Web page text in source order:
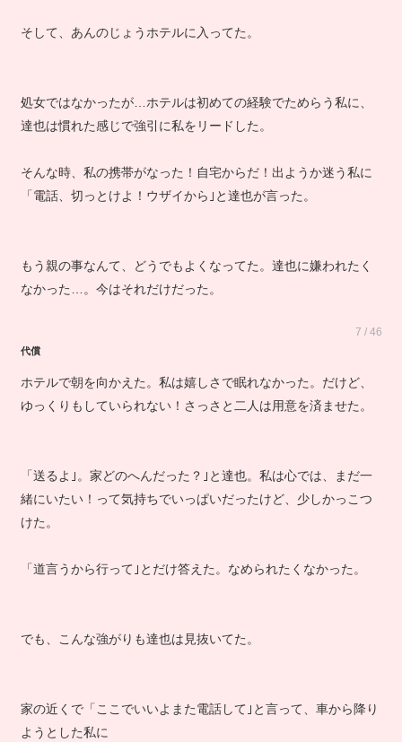
そして、あんのじょうホテルに入ってた。
処女ではなかったが…ホテルは初めての経験でためらう私に、
達也は慣れた感じで強引に私をリードした。
そんな時、私の携帯がなった！自宅からだ！出ようか迷う私に
「電話、切っとけよ！ウザイから｣と達也が言った。
もう親の事なんて、どうでもよくなってた。達也に嫌われたく
なかった…。今はそれだけだった。
7 / 46
代償
ホテルで朝を向かえた。私は嬉しさで眠れなかった。だけど、
ゆっくりもしていられない！さっさと二人は用意を済ませた。
「送るよ｣。家どのへんだった？｣と達也。私は心では、まだ一
緒にいたい！って気持ちでいっぱいだったけど、少しかっこつ
けた。
「道言うから行って｣とだけ答えた。なめられたくなかった。
でも、こんな強がりも達也は見抜いてた。
家の近くで「ここでいいよまた電話して｣と言って、車から降り
ようとした私に